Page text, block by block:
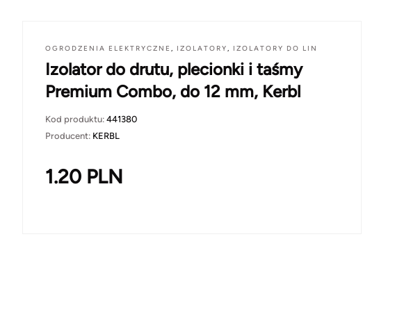
OGRODZENIA ELEKTRYCZNE , IZOLATORY, IZOLATORY DO LIN
Izolator do drutu, plecionki i taśmy
Premium Combo, do 12 mm, Kerbl
Kod produktu: 441380
Producent: KERBL
1.20 PLN